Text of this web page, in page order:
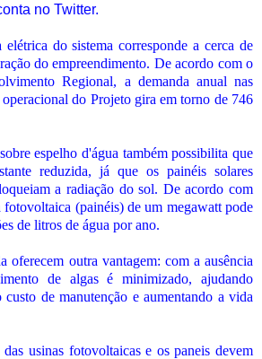
no Twitter.
do sistema corresponde a cerca de
do empreendimento. De acordo com o
Regional, a demanda anual nas
do Projeto gira em torno de 746
espelho d'água também possibilita que
reduzida, já que os painéis solares
a radiação do sol. De acordo com
fotovoltaica (painéis) de um megawatt pode
de litros de água por ano.
oferecem outra vantagem: com a ausência
de algas é minimizado, ajudando
de manutenção e aumentando a vida
usinas fotovoltaicas e os paneis devem